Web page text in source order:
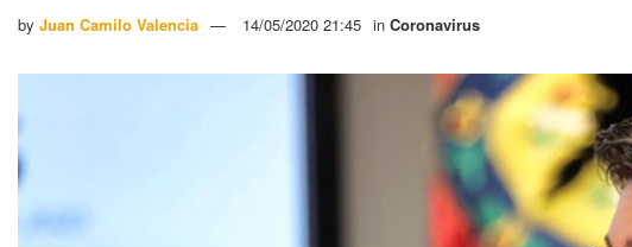
by Juan Camilo Valencia 14/05/2020 21:45 in Coronavirus